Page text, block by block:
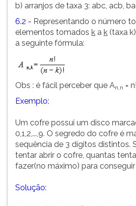
b) arranjos de taxa 3: abc, acb,
6.2 - Representando o número
elementos tomados k a k (taxa
a seguinte fórmula:
Obs : é fácil perceber que An,n =
Exemplo:
Um cofre possui um disco
0,1,2,...,9. O segredo do cofre é
sequência de 3 dígitos distintos.
tentar abrir o cofre, quantas
fazer(no máximo) para
Solução: